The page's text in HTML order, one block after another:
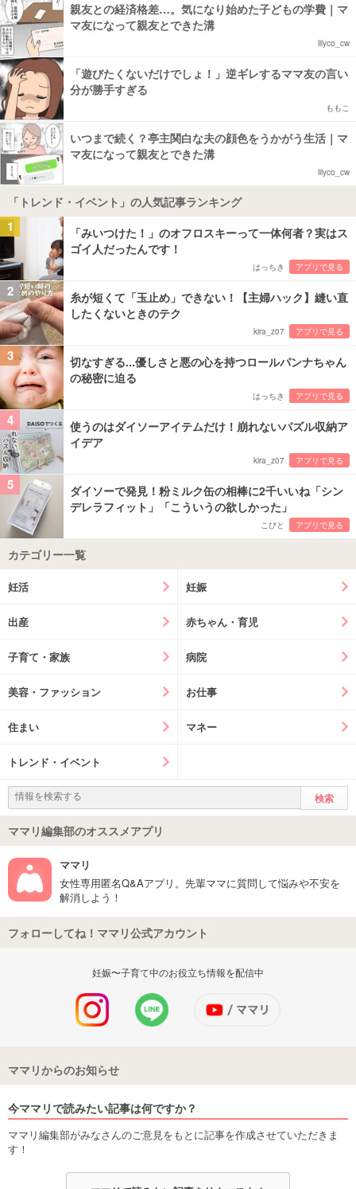
親友との経済格差…。気になり始めた子どもの学費｜マ
マ友になって親友とできた溝
lilyco_cw
「遊びたくないだけでしょ！」逆ギレするママ友の言い
分が勝手すぎる
ももこ
いつまで続く？亭主関白な夫の顔色をうかがう生活｜マ
マ友になって親友とできた溝
lilyco_cw
「トレンド・イベント」の人気記事ランキング
1
「みいつけた！」のオフロスキーって一体何者？実はス
ゴイ人だったんです！
はっちき アプリで見る
2
糸が短くて「玉止め」できない！【主婦ハック】縫い直
したくないときのテク
kira_z07 アプリで見る
3
切なすぎる...優しさと悪の心を持つロールパンナちゃん
の秘密に迫る
はっちき アプリで見る
4
使うのはダイソーアイテムだけ！崩れないパズル収納ア
イデア
kira_z07 アプリで見る
5
ダイソーで発見！粉ミルク缶の相棒に2千いいね「シン
デレラフィット」「こういうの欲しかった」
こびと アプリで見る
カテゴリー一覧
妊活 妊娠
出産 赤ちゃん・育児
子育て・家族 病院
美容・ファッション お仕事
住まい マネー
トレンド・イベント
ママリ編集部のオススメアプリ
ママリ
女性専用匿名Q&Aアプリ。先輩ママに質問して悩みや不安を
解消しよう！
フォローしてね！ママリ公式アカウント
妊娠〜子育て中のお役立ち情報を配信中
ママリからのお知らせ
今ママリで読みたい記事は何ですか？
ママリ編集部がみなさんのご意見をもとに記事を作成させていただきま
す！